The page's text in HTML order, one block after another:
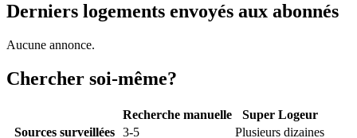
Derniers logements envoyés aux abonnés
Aucune annonce.
Chercher soi-même?
Recherche manuelle
Super Logeur
Sources surveillées
3-5
Plusieurs dizaines